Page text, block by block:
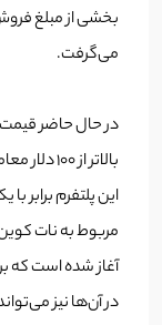
بخشی از مبلغ فروش
می‌گرفت.
بالاتر
این پلتفرم برابر
مربوط به نات کوین
در آن‌ها نیز